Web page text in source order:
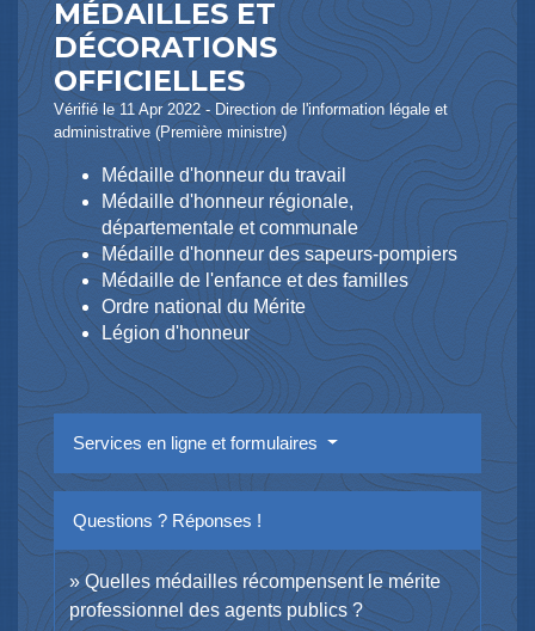
MÉDAILLES ET
DÉCORATIONS
OFFICIELLES
Vérifié le 11 Apr 2022 - Direction de l'information légale et
administrative (Première ministre)
Médaille d'honneur du travail
Médaille d'honneur régionale,
départementale et communale
Médaille d'honneur des sapeurs-pompiers
Médaille de l'enfance et des familles
Ordre national du Mérite
Légion d'honneur
Services en ligne et formulaires
Questions ? Réponses !
Quelles médailles récompensent le mérite
professionnel des agents publics ?